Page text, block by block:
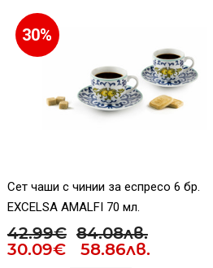
30%
Сет чаши с чинии за еспресо 6 бр.
EXCELSA AMALFI 70 мл.
42.99€ 84.08лв.
30.09€ 58.86лв.